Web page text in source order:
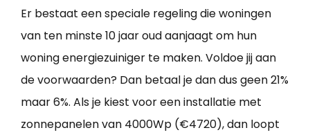
Er bestaat een speciale regeling die woningen
van ten minste 10 jaar oud aanjaagt om hun
woning energiezuiniger te maken. Voldoe jij aan
de voorwaarden? Dan betaal je dan dus geen 21%
maar 6%. Als je kiest voor een installatie met
zonnepanelen van 4000Wp (€4720), dan loopt